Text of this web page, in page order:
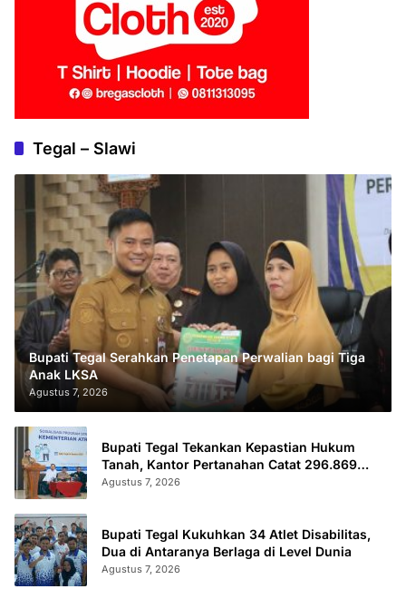
Tegal – Slawi
Bupati Tegal Serahkan Penetapan Perwalian bagi Tiga
Anak LKSA
Agustus 7, 2026
Bupati Tegal Tekankan Kepastian Hukum
Tanah, Kantor Pertanahan Catat 296.869
Sertifikat Terbit
Agustus 7, 2026
Bupati Tegal Kukuhkan 34 Atlet Disabilitas,
Dua di Antaranya Berlaga di Level Dunia
Agustus 7, 2026